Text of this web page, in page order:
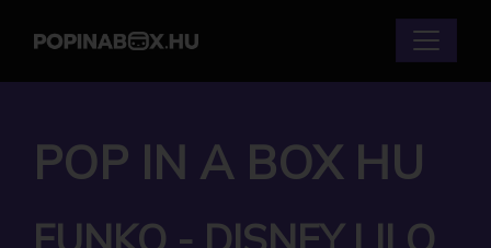
POP IN A BOX HU